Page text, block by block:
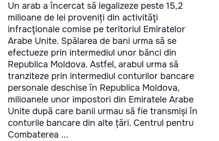
Un arab a încercat să legalizeze peste 15,2
milioane de lei proveniți din activităţi
infracţionale comise pe teritoriul Emiratelor
Arabe Unite. Spălarea de bani urma să se
efectueze prin intermediul unor bănci din
Republica Moldova. Astfel, arabul urma să
tranziteze prin intermediul conturilor bancare
personale deschise în Republica Moldova,
milioanele unor impostori din Emiratele Arabe
Unite după care banii urmau să fie transmiși în
conturile bancare din alte țări. Centrul pentru
Combaterea ...